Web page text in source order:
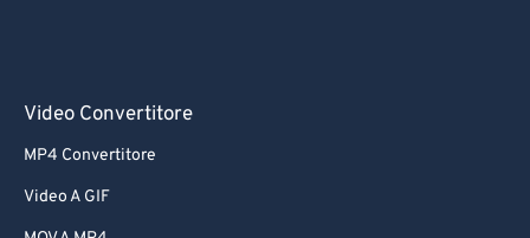
Video Convertitore
MP4 Convertitore
Video A GIF